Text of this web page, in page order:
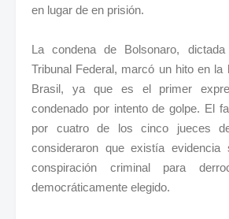
en lugar de en prisión.
La condena de Bolsonaro,
Tribunal Federal, marcó un hito en la
Brasil, ya que es el primer
condenado por intento de golpe. El
por cuatro de los cinco jueces
consideraron que existía evidencia
conspiración criminal para
democráticamente elegido.